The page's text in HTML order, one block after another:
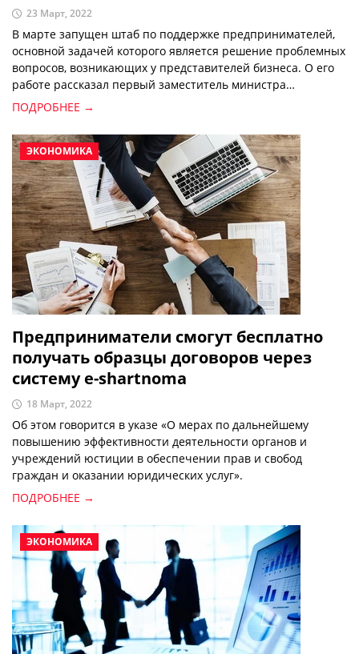
23 Март, 2022
В марте запущен штаб по поддержке предпринимателей,
основной задачей которого является решение проблемных
вопросов, возникающих у представителей бизнеса. О его
работе рассказал первый заместитель министра
инвестиций и внешней торговли Азиз Воитов.
ПОДРОБНЕЕ →
ЭКОНОМИКА
Предприниматели смогут бесплатно
получать образцы договоров через
систему е-shartnoma
18 Март, 2022
Об этом говорится в указе «О мерах по дальнейшему
повышению эффективности деятельности органов и
учреждений юстиции в обеспечении прав и свобод
граждан и оказании юридических услуг».
ПОДРОБНЕЕ →
ЭКОНОМИКА